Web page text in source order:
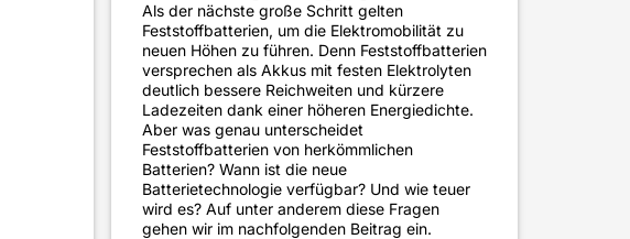
Als der nächste große Schritt gelten
Feststoffbatterien, um die Elektromobilität zu
neuen Höhen zu führen. Denn Feststoffbatterien
versprechen als Akkus mit festen Elektrolyten
deutlich bessere Reichweiten und kürzere
Ladezeiten dank einer höheren Energiedichte.
Aber was genau unterscheidet
Feststoffbatterien von herkömmlichen
Batterien? Wann ist die neue
Batterietechnologie verfügbar? Und wie teuer
wird es? Auf unter anderem diese Fragen
gehen wir im nachfolgenden Beitrag ein.